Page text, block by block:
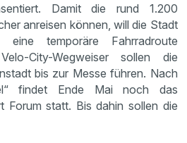
Damit die rund 1.200
anreisen können, will die Stadt
temporäre Fahrradroute
City-Wegweiser sollen die
bis zur Messe führen. Nach
findet Ende Mai noch das
Forum statt. Bis dahin sollen die